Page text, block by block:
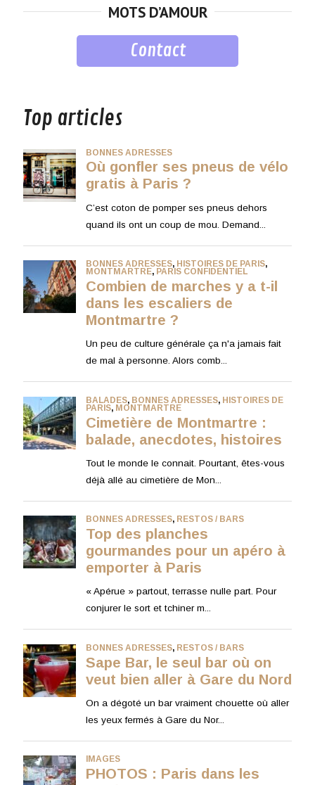
MOTS D’AMOUR
Contact
Top articles